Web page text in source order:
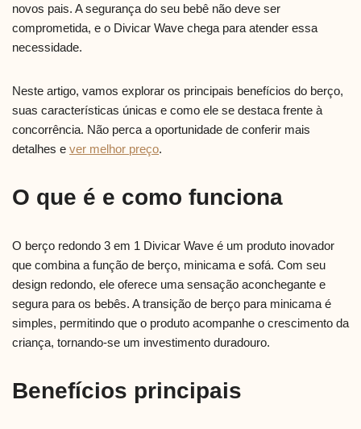
novos pais. A segurança do seu bebê não deve ser
comprometida, e o Divicar Wave chega para atender essa
necessidade.
Neste artigo, vamos explorar os principais benefícios do berço,
suas características únicas e como ele se destaca frente à
concorrência. Não perca a oportunidade de conferir mais
detalhes e ver melhor preço.
O que é e como funciona
O berço redondo 3 em 1 Divicar Wave é um produto inovador
que combina a função de berço, minicama e sofá. Com seu
design redondo, ele oferece uma sensação aconchegante e
segura para os bebês. A transição de berço para minicama é
simples, permitindo que o produto acompanhe o crescimento da
criança, tornando-se um investimento duradouro.
Benefícios principais